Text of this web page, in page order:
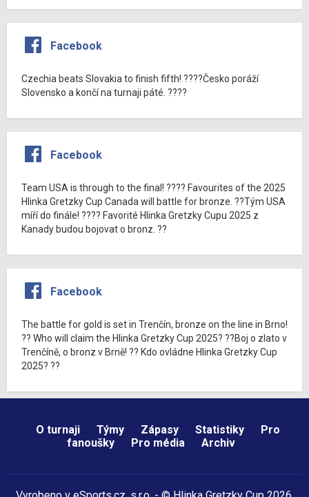
Facebook
Czechia beats Slovakia to finish fifth! ????Česko poráží
Slovensko a končí na turnaji páté. ????
Facebook
Team USA is through to the final! ???? Favourites of the 2025
Hlinka Gretzky Cup Canada will battle for bronze. ??Tým USA
míří do finále! ???? Favorité Hlinka Gretzky Cupu 2025 z
Kanady budou bojovat o bronz. ??
Facebook
The battle for gold is set in Trenčín, bronze on the line in Brno!
?? Who will claim the Hlinka Gretzky Cup 2025? ??Boj o zlato v
Trenčíně, o bronz v Brně! ?? Kdo ovládne Hlinka Gretzky Cup
2025? ??
O turnaji Týmy Zápasy Statistiky
Pro
fanoušky
Pro média Archiv